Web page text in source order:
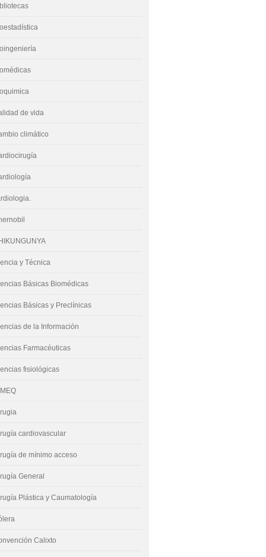
de vida
climático
y Técnica
Básicas Biomédicas
Básicas y Preclínicas
de la Información
Farmacéuticas
fisiológicas
cardiovascular
de mínimo acceso
General
Plástica y Caumatología
Calixto